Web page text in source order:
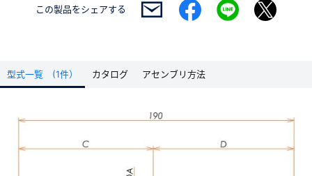
この製品をシェアする
型式一覧 (1件） カタログ アセンブリ方法